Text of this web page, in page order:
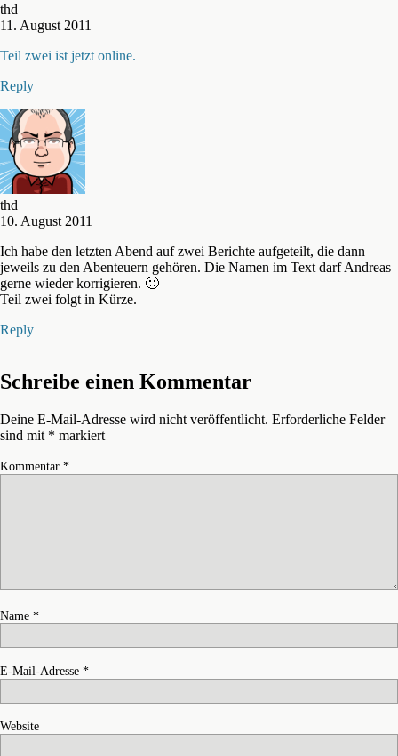
thd
11. August 2011
Teil zwei ist jetzt online.
Reply
thd
10. August 2011
Ich habe den letzten Abend auf zwei Berichte aufgeteilt, die dann
jeweils zu den Abenteuern gehören. Die Namen im Text darf Andreas
gerne wieder korrigieren. 🙂
Teil zwei folgt in Kürze.
Reply
Schreibe einen Kommentar
Deine E-Mail-Adresse wird nicht veröffentlicht. Erforderliche Felder
sind mit * markiert
Kommentar *
Name *
E-Mail-Adresse *
Website